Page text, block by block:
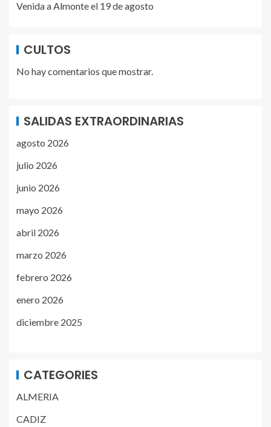
Venida a Almonte el 19 de agosto
CULTOS
No hay comentarios que mostrar.
SALIDAS EXTRAORDINARIAS
agosto 2026
julio 2026
junio 2026
mayo 2026
abril 2026
marzo 2026
febrero 2026
enero 2026
diciembre 2025
CATEGORIES
ALMERIA
CADIZ